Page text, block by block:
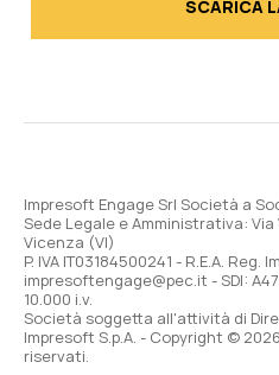
Impresoft Engage Srl Società a
Sede Legale e Amministrativa: Via
Vicenza (VI)
P. IVA IT03184500241 - R.E.A. Reg.
impresoftengage@pec.it - SDI:
10.000 i.v.
Società soggetta all'attività di
Impresoft S.p.A. - Copyright ©
riservati.